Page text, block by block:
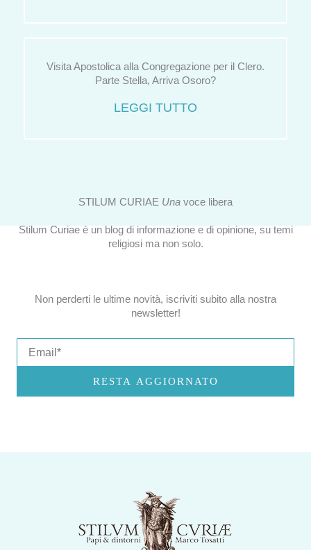
Visita Apostolica alla Congregazione per il Clero.
Parte Stella, Arriva Osoro?
LEGGI TUTTO
STILUM CURIAE Una voce libera
Stilum Curiae è un blog di informazione e di opinione, su temi
religiosi ma non solo.
Non perderti le ultime novità, iscriviti subito alla nostra
newsletter!
RESTA AGGIORNATO